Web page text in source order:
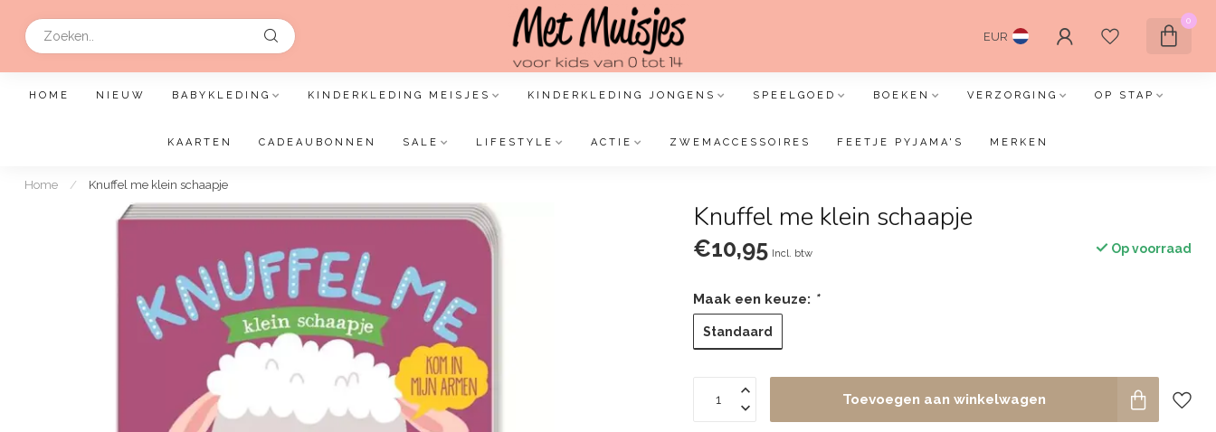
EUR
0
HOME NIEUW BABYKLEDING KINDERKLEDING MEISJES KINDERKLEDING JONGENS SPEELGOED BOEKEN VERZORGING OP STAP
KAARTEN CADEAUBONNEN SALE LIFESTYLE ACTIE ZWEMACCESSOIRES FEETJE PYJAMA'S MERKEN
Home / Knuffel me klein schaapje
Knuffel me klein schaapje
€10,95 Incl. btw Op voorraad
Maak een keuze: *
Standaard
Toevoegen aan winkelwagen